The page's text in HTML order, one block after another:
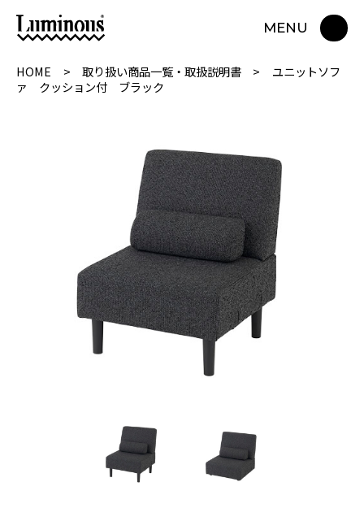
MENU
HOME 取り扱い商品一覧・取扱説明書
ユニットソフ
ァ クッション付 ブラック